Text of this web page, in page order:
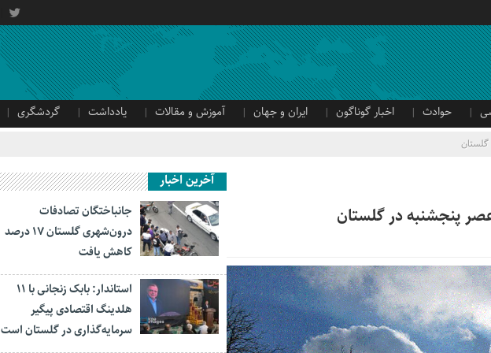
حوادث اخبار گوناگون ایران و جهان آموزش و مقالات یادداشت گردشگری
عصر پنجشنبه در گلستان
آخرین اخبار
جانباختگان تصادفات
درون‌شهری گلستان ۱۷ درصد
کاهش یافت
استاندار: بابک زنجانی با ۱۱
هلدینگ اقتصادی پیگیر
سرمایه‌گذاری در گلستان است